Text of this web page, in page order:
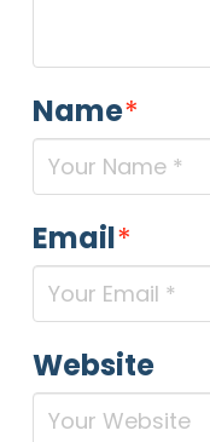
Name*
Email*
Website